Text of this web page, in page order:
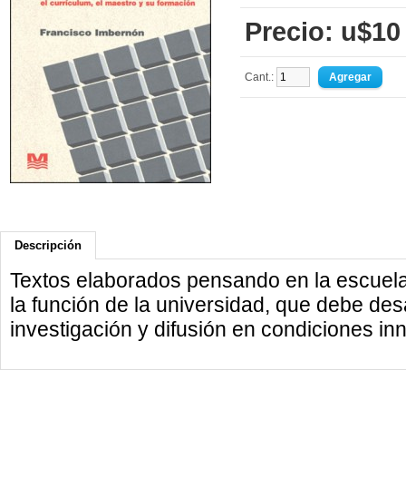
Precio: u$10
Cant.:
Descripción
Textos elaborados pensando en la
la función de la universidad, que debe
investigación y difusión en condiciones